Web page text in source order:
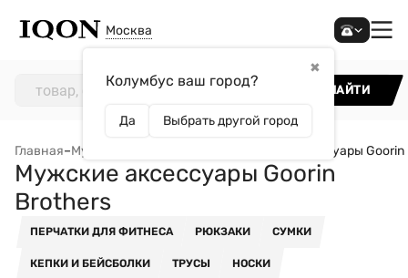
Москва
✖
Колумбус ваш город?
Да Выбрать другой город
НАЙТИ
Главная–Мужчинам Мужские аксессуары
Мужские аксессуары Goorin
Brothers
ПЕРЧАТКИ ДЛЯ ФИТНЕСА РЮКЗАКИ СУМКИ
КЕПКИ И БЕЙСБОЛКИ ТРУСЫ НОСКИ